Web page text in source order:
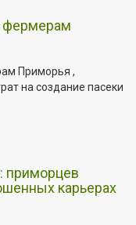
фермерам
Приморья ,
на создание пасеки
приморцев
карьерах